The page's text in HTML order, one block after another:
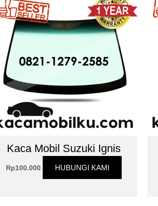
Kaca Mobil Suzuki Ignis
Rp100.000 HUBUNGI KAMI